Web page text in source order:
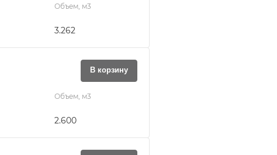
Объем, м3
3.262
В корзину
Объем, м3
2.600